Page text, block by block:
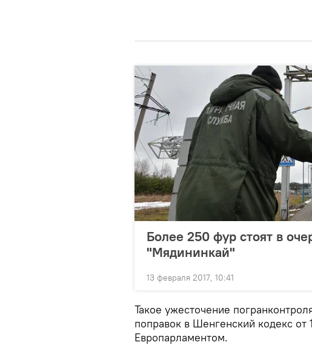
Более 250 фур стоят в
"Мядининкай"
13 февраля 2017, 10:41
Такое ужесточение
поправок в Шенгенский кодекс
Европарламентом.